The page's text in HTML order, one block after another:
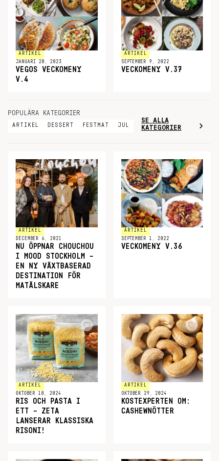
ARTIKEL
JANUARI 20, 2023
VEGOS VECKOMENY
V.4
ARTIKEL
SEPTEMBER 9, 2022
VECKOMENY V.37
POPULÄRA KATEGORIER
ARTIKEL DESSERT FESTMAT JUL
SE ALLA
KATEGORIER
ARTIKEL
DECEMBER 6, 2021
NU ÖPPNAR CHOUCHOU
I MOOD STOCKHOLM –
EN NY VÄXTBASERAD
DESTINATION FÖR
MATÄLSKARE
ARTIKEL
SEPTEMBER 1, 2022
VECKOMENY V.36
ARTIKEL
OKTOBER 10, 2024
RIS OCH PASTA I
ETT – ZETA
LANSERAR KLASSISKA
RISONI!
ARTIKEL
OKTOBER 29, 2024
KOSTEXPERTEN OM:
CASHEWNÖTTER